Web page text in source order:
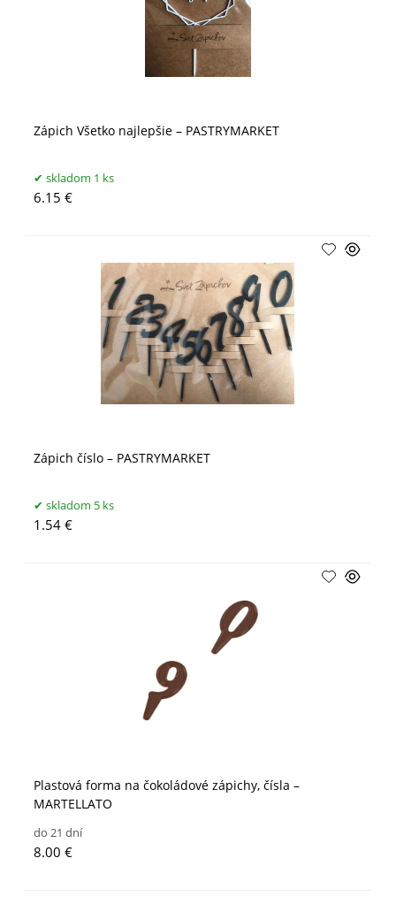
Zápich Všetko najlepšie – PASTRYMARKET
skladom 1 ks
6.15 €
Zápich číslo – PASTRYMARKET
skladom 5 ks
1.54 €
Plastová forma na čokoládové zápichy, čísla –
MARTELLATO
do 21 dní
8.00 €